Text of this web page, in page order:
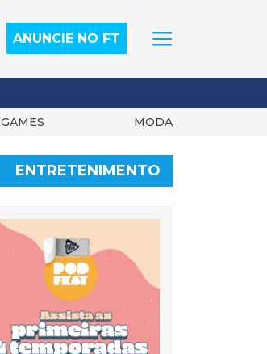
ANUNCIE NO FT
GAMES MODA
ENTRETENIMENTO